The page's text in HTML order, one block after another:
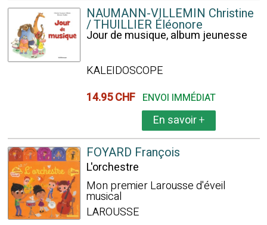
NAUMANN-VILLEMIN Christine
/ THUILLIER Éléonore
Jour de musique, album jeunesse
KALEIDOSCOPE
14.95 CHF ENVOI IMMÉDIAT
En savoir+
FOYARD François
L'orchestre
Mon premier Larousse d'éveil
musical
LAROUSSE